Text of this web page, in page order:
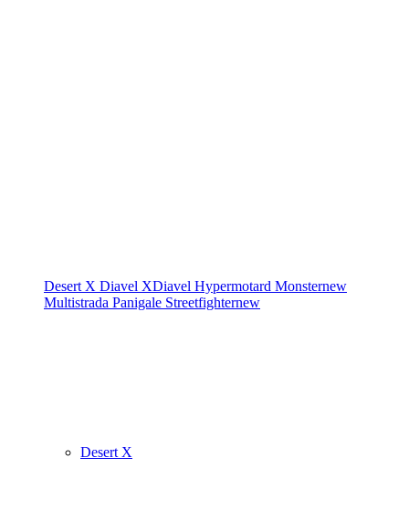
Desert X Diavel XDiavel Hypermotard Monsternew
Multistrada Panigale Streetfighternew
Desert X